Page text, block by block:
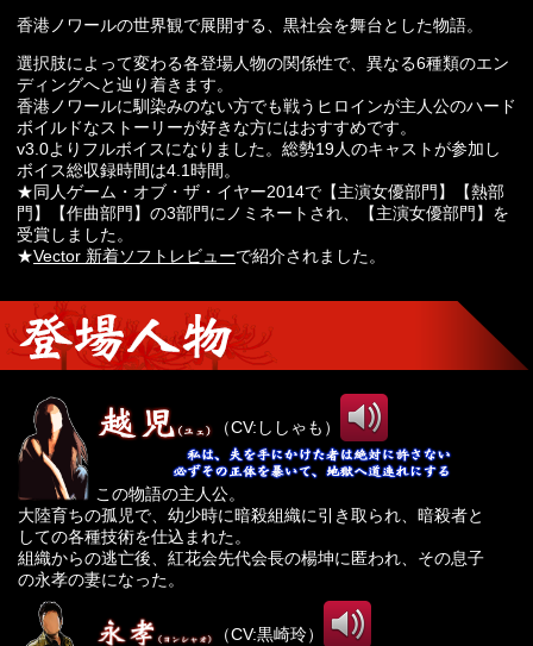
香港ノワールの世界観で展開する、黒社会を舞台とした物語。
選択肢によって変わる各登場人物の関係性で、異なる6種類のエン
ディングへと辿り着きます。
香港ノワールに馴染みのない方でも戦うヒロインが主人公のハード
ボイルドなストーリーが好きな方にはおすすめです。
v3.0よりフルボイスになりました。総勢19人のキャストが参加し
ボイス総収録時間は4.1時間。
★同人ゲーム・オブ・ザ・イヤー2014で【主演女優部門】【熱部
門】【作曲部門】の3部門にノミネートされ、【主演女優部門】を
受賞しました。
★Vector 新着ソフトレビューで紹介されました。
（CV:ししゃも）
この物語の主人公。
大陸育ちの孤児で、幼少時に暗殺組織に引き取られ、暗殺者と
しての各種技術を仕込まれた。
組織からの逃亡後、紅花会先代会長の楊坤に匿われ、その息子
の永孝の妻になった。
（CV:黒崎玲）